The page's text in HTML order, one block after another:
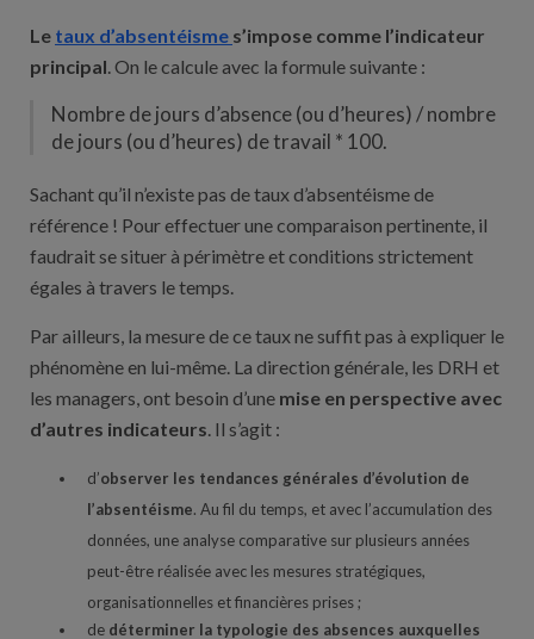
Le taux d’absentéisme s’impose comme l’indicateur
principal. On le calcule avec la formule suivante :
Nombre de jours d’absence (ou d’heures) / nombre
de jours (ou d’heures) de travail * 100.
Sachant qu’il n’existe pas de taux d’absentéisme de
référence ! Pour effectuer une comparaison pertinente, il
faudrait se situer à périmètre et conditions strictement
égales à travers le temps.
Par ailleurs, la mesure de ce taux ne suffit pas à expliquer le
phénomène en lui-même. La direction générale, les DRH et
les managers, ont besoin d’une mise en perspective avec
d’autres indicateurs. Il s’agit :
d’observer les tendances générales d’évolution de
l’absentéisme. Au fil du temps, et avec l’accumulation des
données, une analyse comparative sur plusieurs années
peut-être réalisée avec les mesures stratégiques,
organisationnelles et financières prises ;
de déterminer la typologie des absences auxquelles